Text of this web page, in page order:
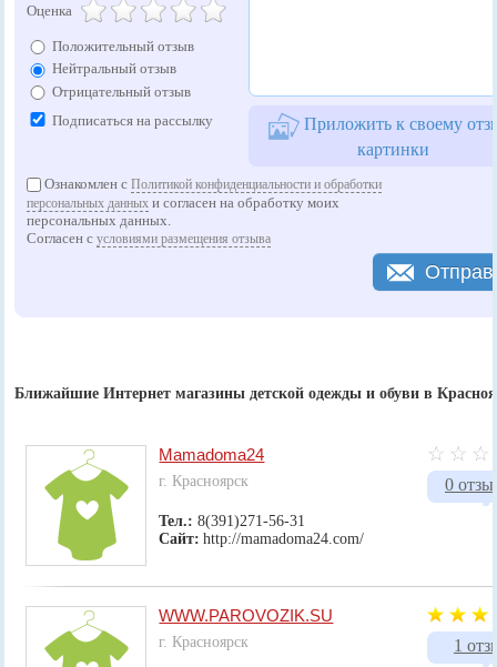
Оценка
Положительный отзыв
Нейтральный отзыв
Отрицательный отзыв
Подписаться на рассылку
Приложить к своему
картинки
Ознакомлен сПолитикой конфиденциальности и обработки
персональных данных и согласен на обработку моих
персональных данных.
Согласен сусловиями размещения отзыва
Ближайшие Интернет магазины детской одежды и обуви в
0
Mamadoma24
г. Красноярск
Тел.:8(391)271-56-31
Сайт: http://mamadoma24.com/
1
WWW.PAROVOZIK.SU
г. Красноярск